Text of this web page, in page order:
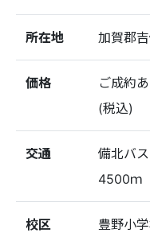
所在地 加賀郡
価格
ご成約
(税込)
交通
備北バ
4500ｍ
校区
豊野小